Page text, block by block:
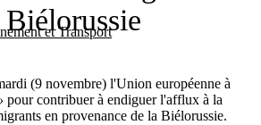
et Transport
(9 novembre) l'Union européenne à
pour contribuer à endiguer l'afflux à la
en provenance de la Biélorussie.